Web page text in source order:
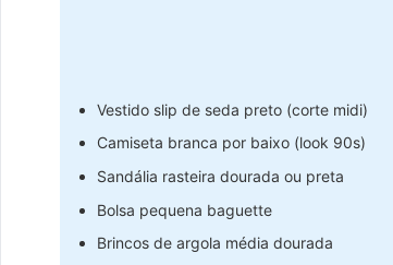
Vestido slip de seda preto (corte midi)
Camiseta branca por baixo (look 90s)
Sandália rasteira dourada ou preta
Bolsa pequena baguette
Brincos de argola média dourada